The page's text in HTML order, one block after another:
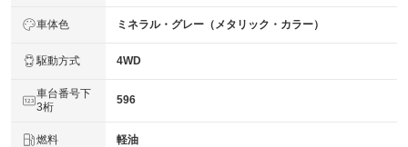
車体色 ミネラル・グレー（メタリック・カラー）
駆動方式 4WD
車台番号下
3桁
596
燃料 軽油